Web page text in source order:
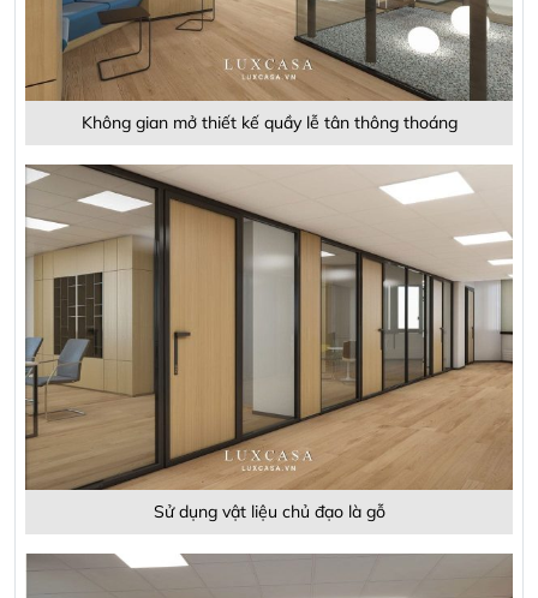
Không gian mở thiết kế quầy lễ tân thông thoáng
Sử dụng vật liệu chủ đạo là gỗ